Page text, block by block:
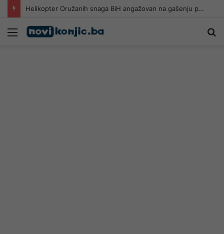
Helikopter Oružanih snaga BiH angažovan na gašenju požara u Konjicu
Meni